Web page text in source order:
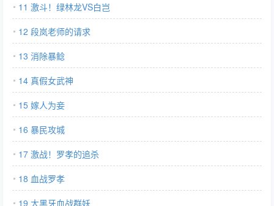
11 激斗！绿林龙VS白岂
12 段岚老师的请求
13 消除暴鲶
14 真假女武神
15 嫁人为妾
16 暴民攻城
17 激战！罗孝的追杀
18 血战罗孝
19 大黑牙血战群妖